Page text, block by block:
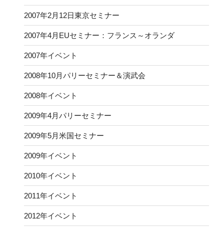
2007年2月12日東京セミナー
2007年4月EUセミナー：フランス～オランダ
2007年イベント
2008年10月パリーセミナー＆演武会
2008年イベント
2009年4月パリーセミナー
2009年5月米国セミナー
2009年イベント
2010年イベント
2011年イベント
2012年イベント